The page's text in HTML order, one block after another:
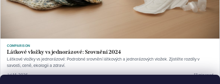
COMPARISON
Látkové vložky vs jednorázové: Srovnění 2024
Látkové vložky vs jednorázové: Podrobné srovnění látkových a jednorázových vložek. Zjistěte rozdíly v
savosti, ceně, ekologii a zdraví.
Jul 14, 2026 13 min read